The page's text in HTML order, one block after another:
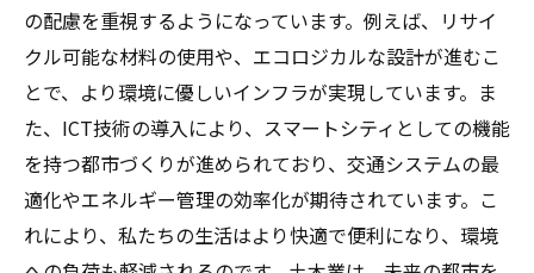
の配慮を重視するようになっています。例えば、リサイ
クル可能な材料の使用や、エコロジカルな設計が進むこ
とで、より環境に優しいインフラが実現しています。ま
た、ICT技術の導入により、スマートシティとしての機能
を持つ都市づくりが進められており、交通システムの最
適化やエネルギー管理の効率化が期待されています。こ
れにより、私たちの生活はより快適で便利になり、環境